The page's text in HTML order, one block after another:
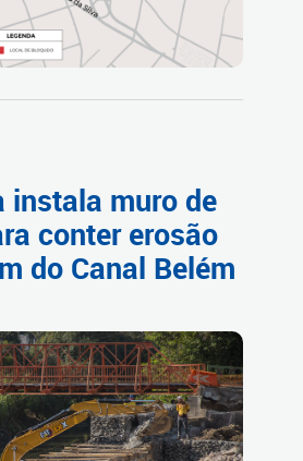
instala muro de
conter erosão
do Canal Belém